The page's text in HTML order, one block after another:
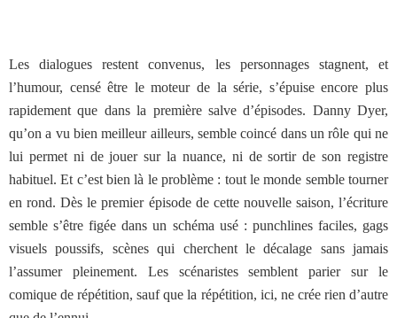
Les dialogues restent convenus, les personnages stagnent, et
l’humour, censé être le moteur de la série, s’épuise encore plus
rapidement que dans la première salve d’épisodes. Danny Dyer,
qu’on a vu bien meilleur ailleurs, semble coincé dans un rôle qui ne
lui permet ni de jouer sur la nuance, ni de sortir de son registre
habituel. Et c’est bien là le problème : tout le monde semble tourner
en rond. Dès le premier épisode de cette nouvelle saison, l’écriture
semble s’être figée dans un schéma usé : punchlines faciles, gags
visuels poussifs, scènes qui cherchent le décalage sans jamais
l’assumer pleinement. Les scénaristes semblent parier sur le
comique de répétition, sauf que la répétition, ici, ne crée rien d’autre